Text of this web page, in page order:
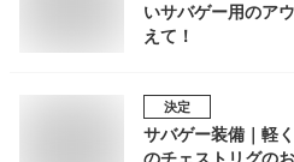
いサバゲー用のア
えて！
決定
サバゲー装備｜軽